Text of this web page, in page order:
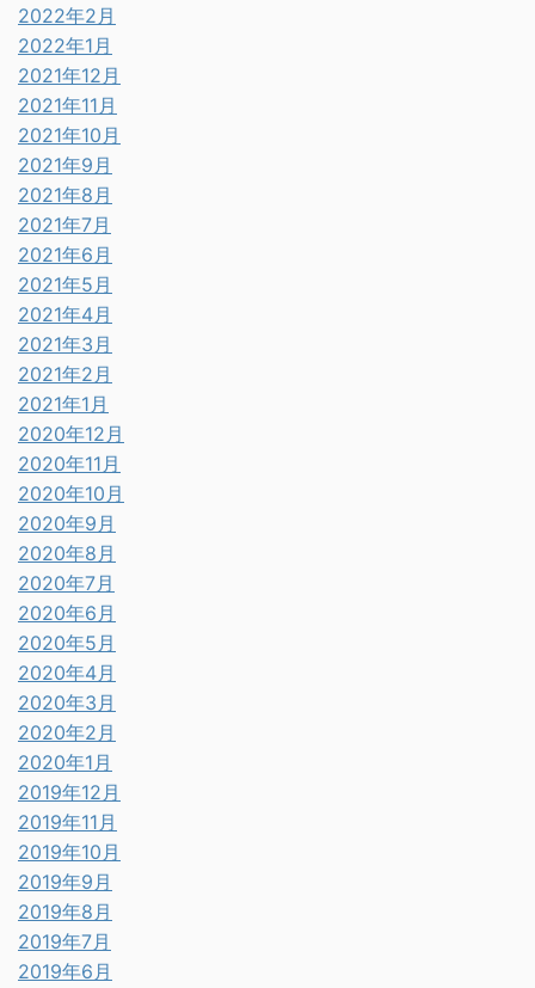
2022年2月
2022年1月
2021年12月
2021年11月
2021年10月
2021年9月
2021年8月
2021年7月
2021年6月
2021年5月
2021年4月
2021年3月
2021年2月
2021年1月
2020年12月
2020年11月
2020年10月
2020年9月
2020年8月
2020年7月
2020年6月
2020年5月
2020年4月
2020年3月
2020年2月
2020年1月
2019年12月
2019年11月
2019年10月
2019年9月
2019年8月
2019年7月
2019年6月